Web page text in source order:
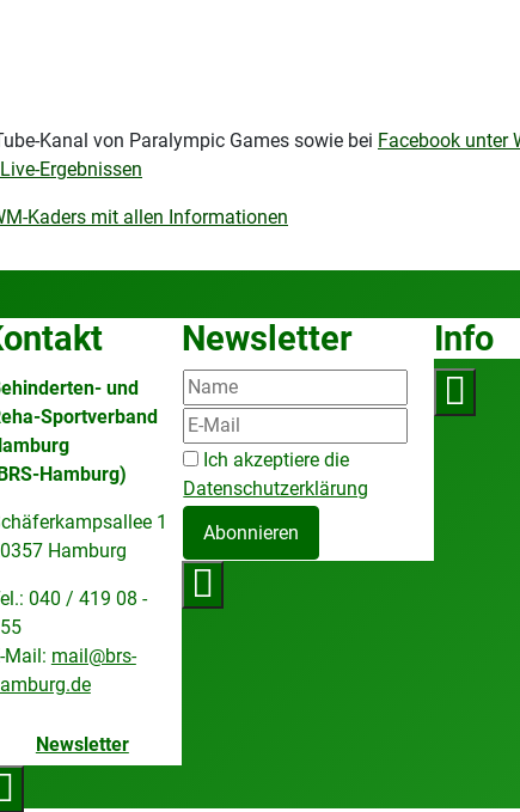
Kanal von Paralympic Games sowie bei Facebook unter
Ergebnissen
Kaders mit allen Informationen
und
Sportverband
Hamburg)
1
Hamburg
040 / 419 08 -
Mail: mail@brs-
Newsletter
Newsletter
Ich akzeptiere die
Datenschutzerklärung
Abonnieren
Info